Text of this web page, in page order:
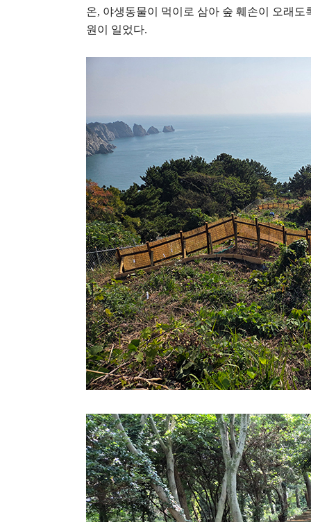
온, 야생동물이 먹이로 삼아 숲 훼손이 오래
원이 일었다.